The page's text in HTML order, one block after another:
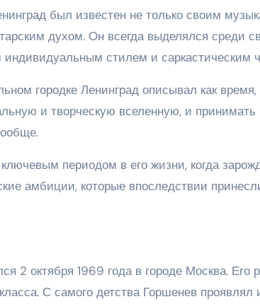
был известен не только своим
духом. Он всегда выделялся среди
стилем и саркастическим
городке Ленинград описывал как время,
и творческую вселенную, и принимать
периодом в его жизни, когда
амбиции, которые впоследствии
2 октября 1969 года в городе Москва. Его
С самого детства Горшенев проявлял